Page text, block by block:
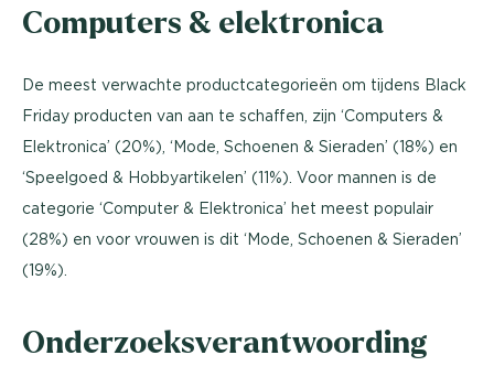
Computers & elektronica
De meest verwachte productcategorieën om tijdens Black
Friday producten van aan te schaffen, zijn ‘Computers &
Elektronica’ (20%), ‘Mode, Schoenen & Sieraden’ (18%) en
‘Speelgoed & Hobbyartikelen’ (11%). Voor mannen is de
categorie ‘Computer & Elektronica’ het meest populair
(28%) en voor vrouwen is dit ‘Mode, Schoenen & Sieraden’
(19%).
Onderzoeksverantwoording